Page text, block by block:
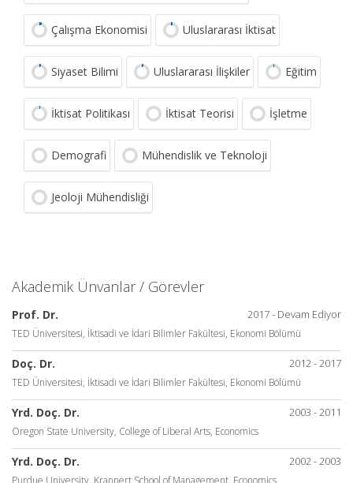
Çalışma Ekonomisi Uluslararası İktisat
Siyaset Bilimi Uluslararası İlişkiler Eğitim
İktisat Politikası İktisat Teorisi İşletme
Demografi Mühendislik ve Teknoloji
Jeoloji Mühendisliği
Akademik Ünvanlar / Görevler
2017 - Devam Ediyor
Prof. Dr.
TED Üniversitesi, İktisadi ve İdari Bilimler Fakültesi, Ekonomi Bölümü
2012 - 2017
Doç. Dr.
TED Üniversitesi, İktisadi ve İdari Bilimler Fakültesi, Ekonomi Bölümü
2003 - 2011
Yrd. Doç. Dr.
Oregon State University, College of Liberal Arts, Economics
2002 - 2003
Yrd. Doç. Dr.
Purdue University, Krannert School of Management, Economics